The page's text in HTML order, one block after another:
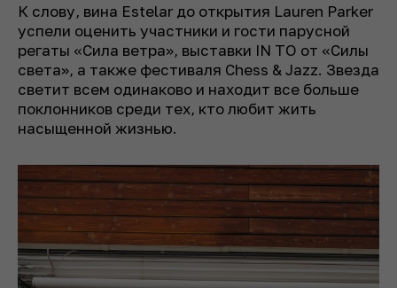
К слову, вина Estelar до открытия Lauren Parker
успели оценить участники и гости парусной
регаты «Сила ветра», выставки IN TO от «Силы
света», а также фестиваля Chess & Jazz. Звезда
светит всем одинаково и находит все больше
поклонников среди тех, кто любит жить
насыщенной жизнью.